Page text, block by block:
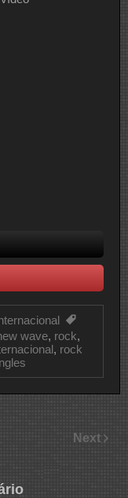
wave, rock,
, rock
Next